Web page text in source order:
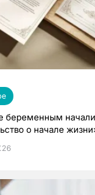
беременным
о начале